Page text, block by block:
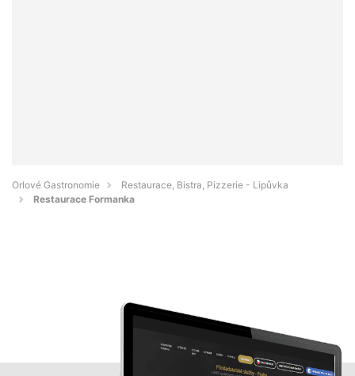
Orlové Gastronomie
Restaurace, Bistra, Pizzerie - Lipůvka
Restaurace Formanka